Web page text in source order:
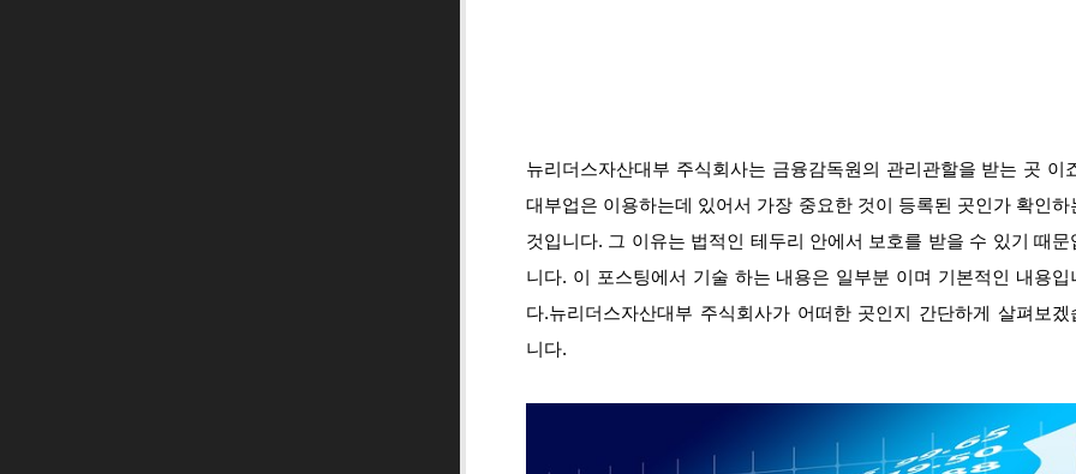
뉴리더스자산대부 주식회사는 금융감독원의 관리관할을 받는 곳 이
대부업은 이용하는데 있어서 가장 중요한 것이 등록된 곳인가 확인하
것입니다. 그 이유는 법적인 테두리 안에서 보호를 받을 수 있기 때문
니다. 이 포스팅에서 기술 하는 내용은 일부분 이며 기본적인 내용입
다.뉴리더스자산대부 주식회사가 어떠한 곳인지 간단하게 살펴보겠
니다.